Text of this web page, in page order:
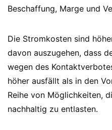
Beschaffung, Marge und
Die Stromkosten sind
davon auszugehen, dass
wegen des
höher ausfällt als in den
Reihe von Möglichkeiten,
nachhaltig zu entlasten.